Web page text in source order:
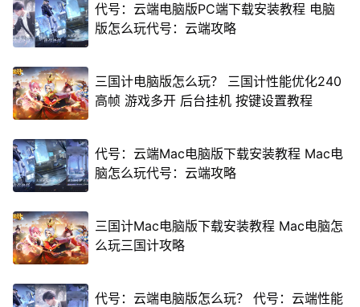
代号：云端电脑版PC端下载安装教程 电脑
版怎么玩代号：云端攻略
三国计电脑版怎么玩？ 三国计性能优化240
高帧 游戏多开 后台挂机 按键设置教程
代号：云端Mac电脑版下载安装教程 Mac电
脑怎么玩代号：云端攻略
三国计Mac电脑版下载安装教程 Mac电脑怎
么玩三国计攻略
代号：云端电脑版怎么玩？ 代号：云端性能